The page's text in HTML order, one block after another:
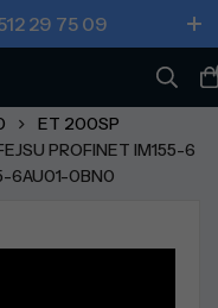
29 75 09
ET 200SP
PROFINET IM155-6
6AU01-0BN0